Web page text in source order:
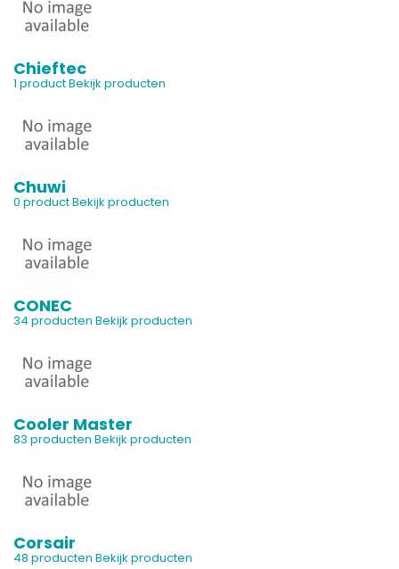
Chieftec
1 productBekijk producten
Chuwi
0 productBekijk producten
CONEC
34 producten Bekijk producten
Cooler Master
83 producten Bekijk producten
Corsair
48 producten Bekijk producten